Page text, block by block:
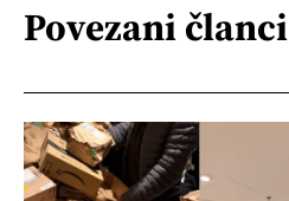
Povezani članci